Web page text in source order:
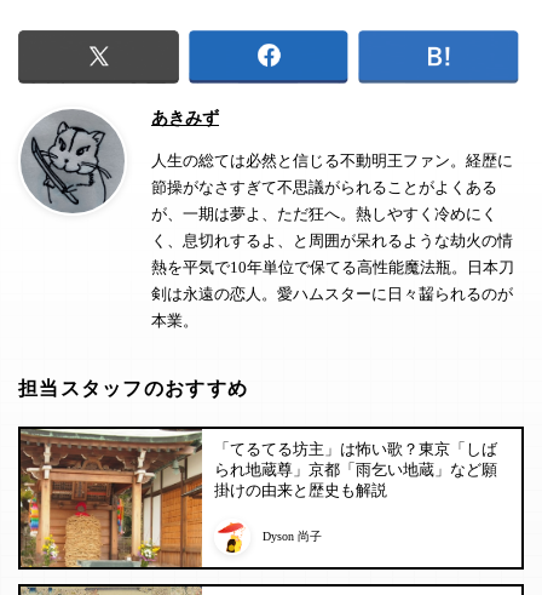
あきみず
人生の総ては必然と信じる不動明王ファン。経歴に
節操がなさすぎて不思議がられることがよくある
が、一期は夢よ、ただ狂へ。熱しやすく冷めにく
く、息切れするよ、と周囲が呆れるような劫火の情
熱を平気で10年単位で保てる高性能魔法瓶。日本刀
剣は永遠の恋人。愛ハムスターに日々齧られるのが
本業。
担当スタッフのおすすめ
「てるてる坊主」は怖い歌？東京「しば
られ地蔵尊」京都「雨乞い地蔵」など願
掛けの由来と歴史も解説
Dyson 尚子